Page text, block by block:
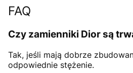
FAQ
Czy zamienniki Dior są
Tak, jeśli mają dobrze
odpowiednie stężenie.